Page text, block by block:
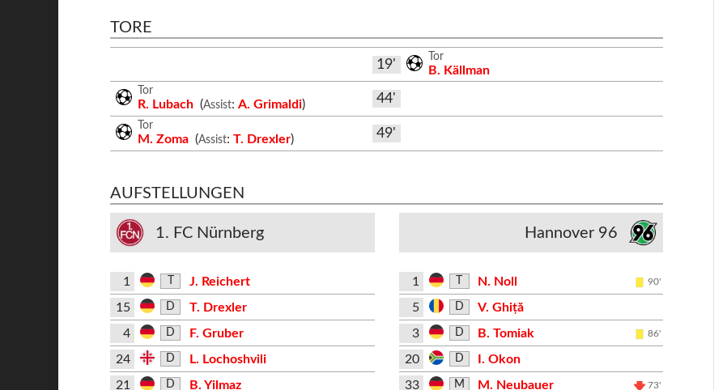
TORE
19'
Tor
B. Källman
Tor
R. Lubach (Assist: A. Grimaldi) 44'
Tor
M. Zoma (Assist: T. Drexler) 49'
AUFSTELLUNGEN
1. FC Nürnberg
1
J. Reichert
15
D
T. Drexler
4
D
F. Gruber
24
D
L. Lochoshvili
21
D
B. Yilmaz
Hannover 96
1 N. Noll 90'
5 D
V. Ghiță
3
D B. Tomiak 86'
20 D
I. Okon
33
M M. Neubauer 73'